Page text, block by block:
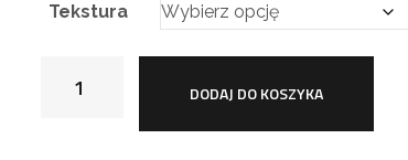
Tekstura
DODAJ DO KOSZYKA